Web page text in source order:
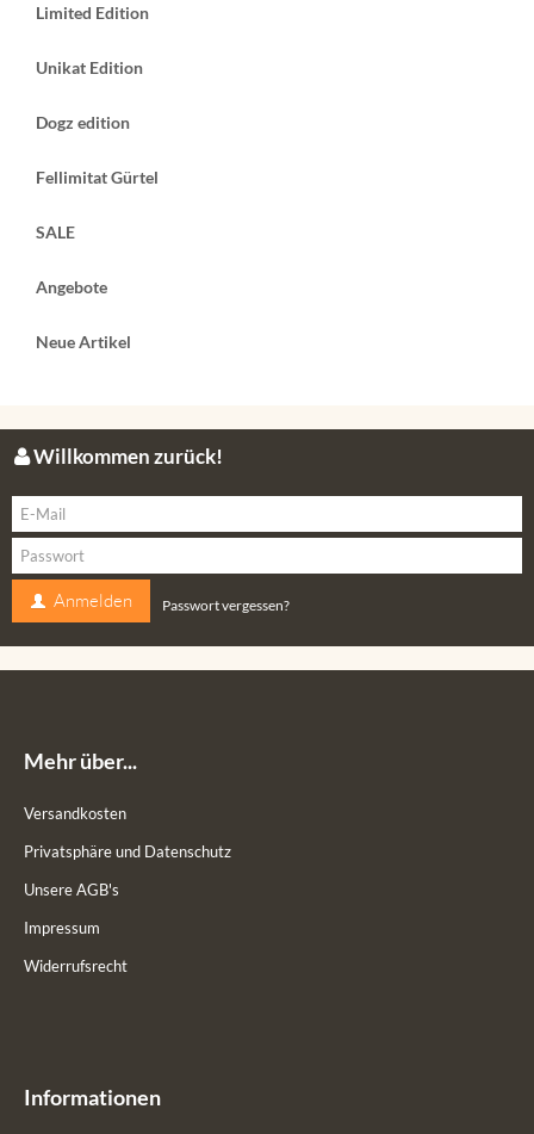
Limited Edition
Unikat Edition
Dogz edition
Fellimitat Gürtel
SALE
Angebote
Neue Artikel
Willkommen zurück!
Anmelden Passwort vergessen?
Mehr über...
Versandkosten
Privatsphäre und Datenschutz
Unsere AGB's
Impressum
Widerrufsrecht
Informationen